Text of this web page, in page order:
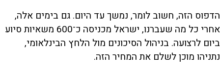
הדפוס הזה, חשוב לומר, נמשך עד היום. גם בימים אלה,
אחרי כל מה שעברנו, ישראל מכניסה כ־600 משאיות סיוע
ביום לרצועה. בניהול הסיכונים מול הלחץ הבינלאומי,
נתניהו מוכן לשלם את המחיר הזה.